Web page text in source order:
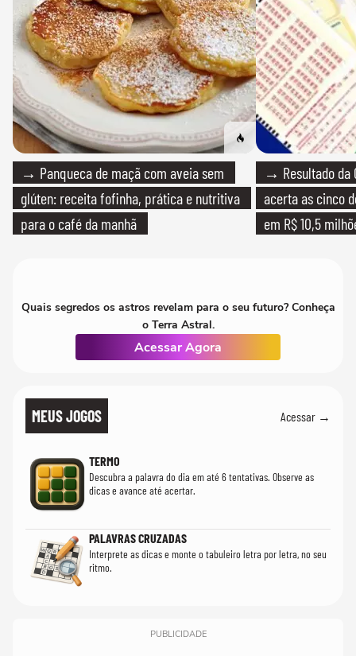
→ Panqueca de maçã com aveia sem
glúten: receita fofinha, prática e nutritiva
para o café da manhã
→ Resultado da
acerta as cinco
em R$ 10,5
Quais segredos os astros revelam para o seu futuro? Conheça
o Terra Astral.
Acessar Agora
MEUS JOGOS Acessar →
TERMO
Descubra a palavra do dia em até 6 tentativas. Observe as
dicas e avance até acertar.
PALAVRAS CRUZADAS
Interprete as dicas e monte o tabuleiro letra por letra, no seu
ritmo.
PUBLICIDADE